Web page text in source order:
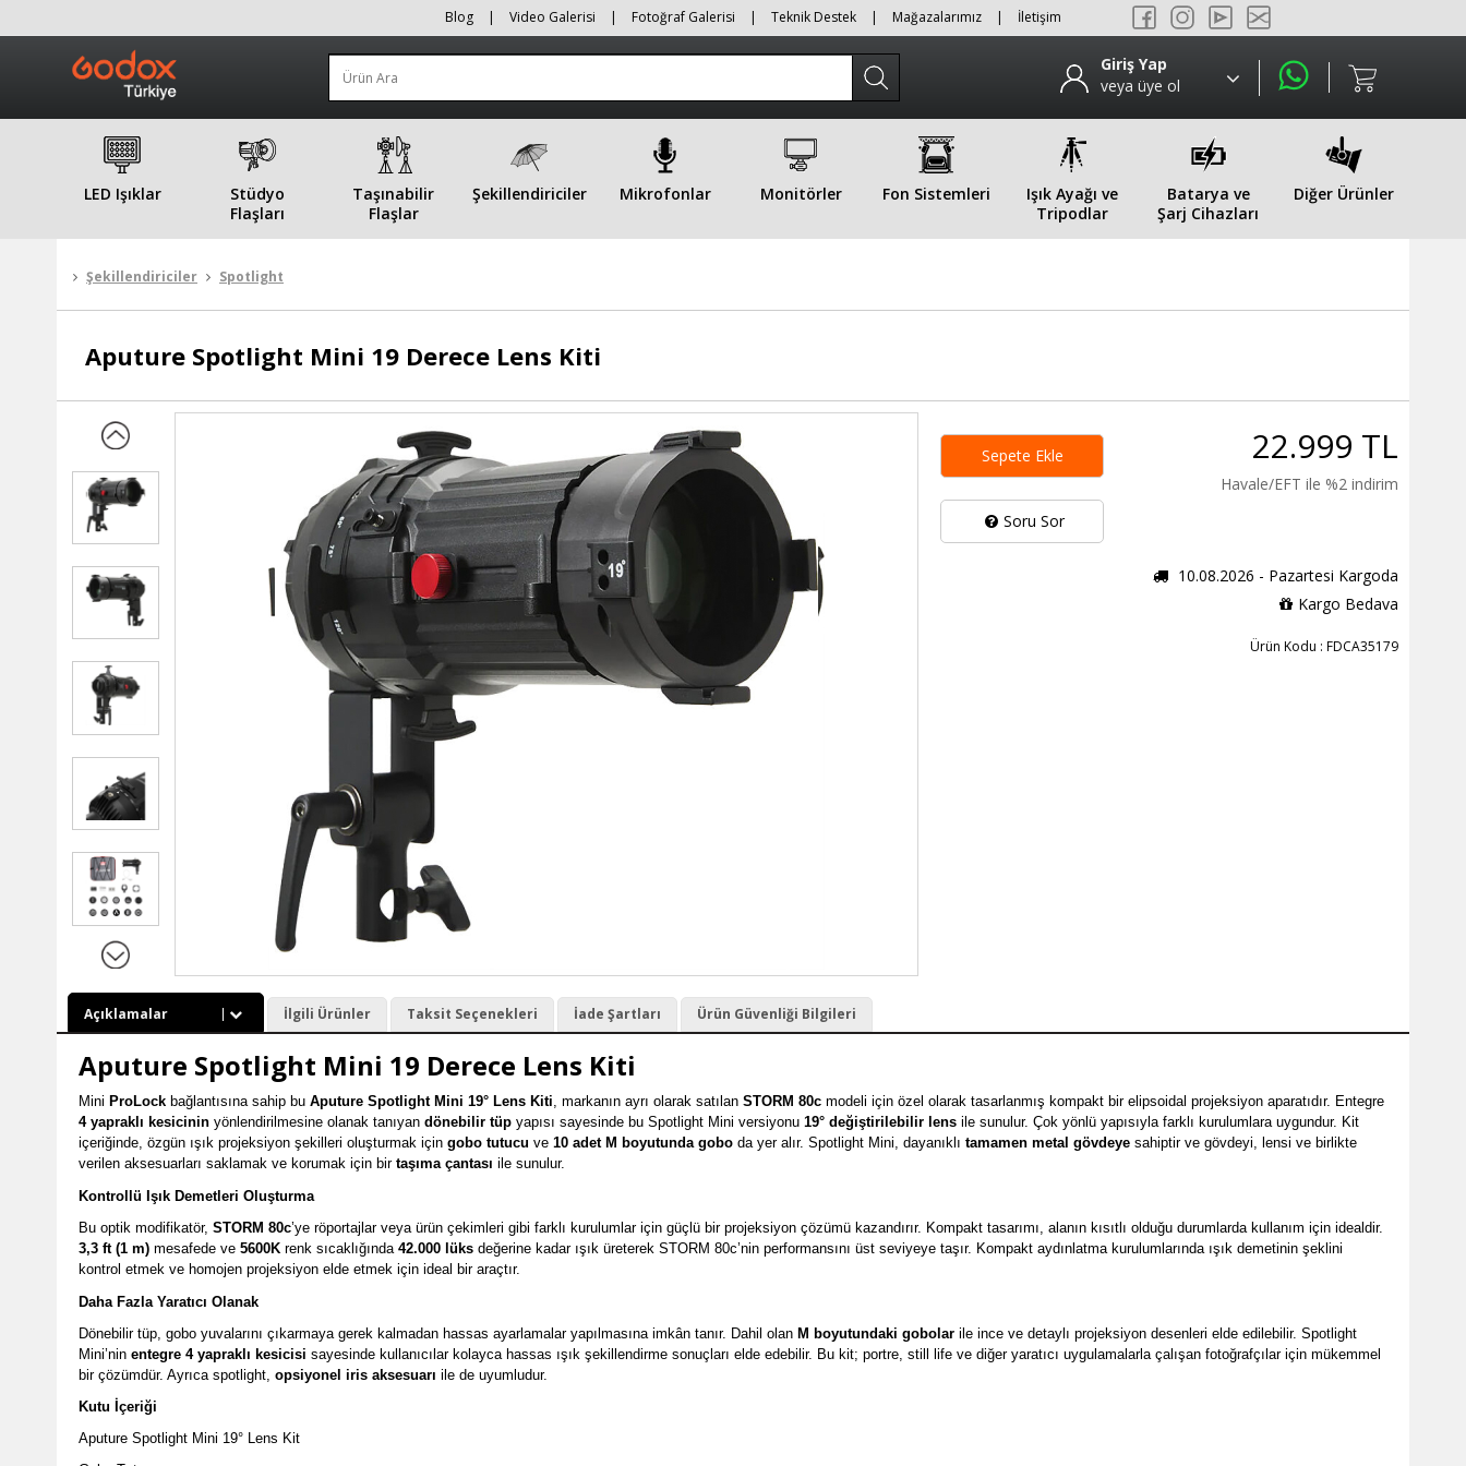
Blog | Video Galerisi | Fotoğraf Galerisi | Teknik Destek | Mağazalarımız | İletişim
Giriş Yap
veya üye ol
LED Işıklar
Stüdyo
Flaşları
Taşınabilir
Flaşlar
Şekillendiriciler Mikrofonlar Monitörler Fon Sistemleri
Işık Ayağı ve
Tripodlar
Batarya ve
Şarj Cihazları
Diğer Ürünler
Şekillendiriciler Spotlight
Aputure Spotlight Mini 19 Derece Lens Kiti
Sepete Ekle
Soru Sor
22.999 TL
Havale/EFT ile %2 indirim
10.08.2026 - Pazartesi Kargoda
Kargo Bedava
Ürün Kodu : FDCA35179
Açıklamalar İlgili Ürünler Taksit Seçenekleri İade Şartları Ürün Güvenliği Bilgileri
Aputure Spotlight Mini 19 Derece Lens Kiti
Mini ProLock bağlantısına sahip bu Aputure Spotlight Mini 19° Lens Kiti, markanın ayrı olarak satılan STORM 80c modeli için özel olarak tasarlanmış kompakt bir elipsoidal projeksiyon aparatıdır. Entegre
4 yapraklı kesicinin yönlendirilmesine olanak tanıyan dönebilir tüp yapısı sayesinde bu Spotlight Mini versiyonu 19° değiştirilebilir lens ile sunulur. Çok yönlü yapısıyla farklı kurulumlara uygundur. Kit
içeriğinde, özgün ışık projeksiyon şekilleri oluşturmak için gobo tutucu ve 10 adet M boyutunda gobo da yer alır. Spotlight Mini, dayanıklı tamamen metal gövdeye sahiptir ve gövdeyi, lensi ve birlikte
verilen aksesuarları saklamak ve korumak için bir taşıma çantası ile sunulur.
Kontrollü Işık Demetleri Oluşturma
Bu optik modifikatör, STORM 80c’ye röportajlar veya ürün çekimleri gibi farklı kurulumlar için güçlü bir projeksiyon çözümü kazandırır. Kompakt tasarımı, alanın kısıtlı olduğu durumlarda kullanım için idealdir.
3,3 ft (1 m) mesafede ve 5600K renk sıcaklığında 42.000 lüks değerine kadar ışık üreterek STORM 80c’nin performansını üst seviyeye taşır. Kompakt aydınlatma kurulumlarında ışık demetinin şeklini
kontrol etmek ve homojen projeksiyon elde etmek için ideal bir araçtır.
Daha Fazla Yaratıcı Olanak
Dönebilir tüp, gobo yuvalarını çıkarmaya gerek kalmadan hassas ayarlamalar yapılmasına imkân tanır. Dahil olan M boyutundaki gobolar ile ince ve detaylı projeksiyon desenleri elde edilebilir. Spotlight
Mini’nin entegre 4 yapraklı kesicisi sayesinde kullanıcılar kolayca hassas ışık şekillendirme sonuçları elde edebilir. Bu kit; portre, still life ve diğer yaratıcı uygulamalarla çalışan fotoğrafçılar için mükemmel
bir çözümdür. Ayrıca spotlight, opsiyonel iris aksesuarı ile de uyumludur.
Kutu İçeriği
Aputure Spotlight Mini 19° Lens Kit